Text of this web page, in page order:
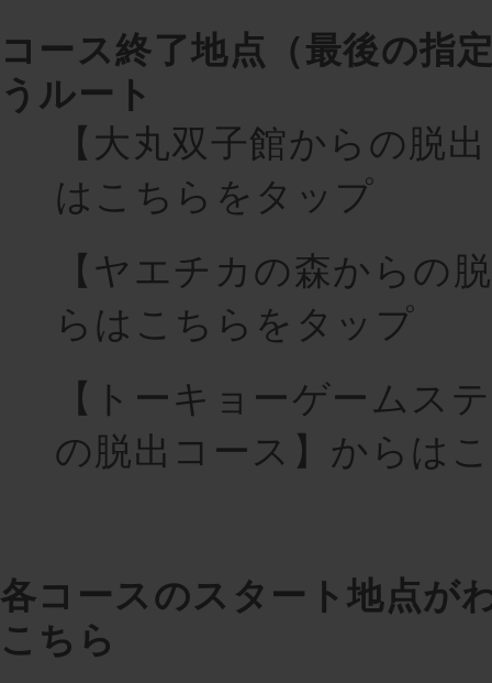
コース終了地点（最後の指
うルート
【大丸双子館からの脱
はこちらをタップ
【ヤエチカの森からの
らはこちらをタップ
【トーキョーゲームス
の脱出コース】からは
各コースのスタート地点が
こちら